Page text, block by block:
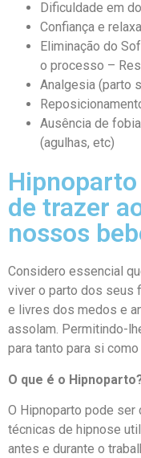
Dificuldade em
Confiança e
Eliminação do
o processo –
Analgesia (parto
Ausência de
(agulhas, etc)
de trazer
nossos
Considero essencial
viver o parto dos seus
e livres dos medos e
assolam. Permitindo-
para tanto para si
O que é o
O Hipnoparto pode ser
técnicas de hipnose
antes e durante o